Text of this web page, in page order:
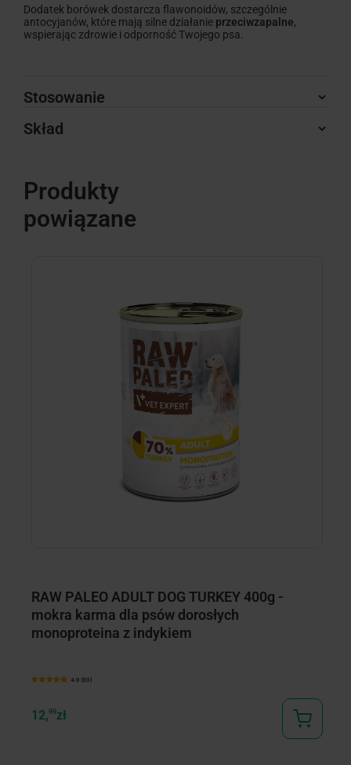
Dodatek borówek dostarcza flawonoidów, szczególnie
antocyjanów, które mają silne działanie przeciwzapalne,
wspierając zdrowie i odporność Twojego psa.
Stosowanie
Skład
Produkty
powiązane
RAW PALEO ADULT DOG TURKEY 400g -
mokra karma dla psów dorosłych
monoproteina z indykiem
4.9 (93)
12,99zł